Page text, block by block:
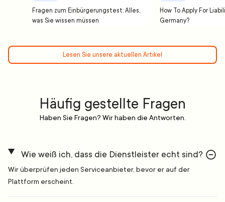
Fragen zum Einbürgerungstest: Alles,
was Sie wissen müssen
How To Apply For
Germany?
Lesen Sie unsere aktuellen Artikel
Häufig gestellte Fragen
Haben Sie Fragen? Wir haben die Antworten.
Wie weiß ich, dass die Dienstleister echt sind?
Wir überprüfen jeden Serviceanbieter, bevor er auf der
Plattform erscheint.